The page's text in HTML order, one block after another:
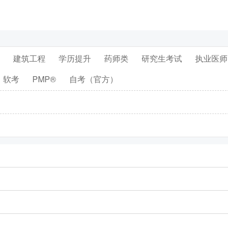
建筑工程 学历提升 药师类 研究生考试 执业医师
软考 PMP®
自考（官方）